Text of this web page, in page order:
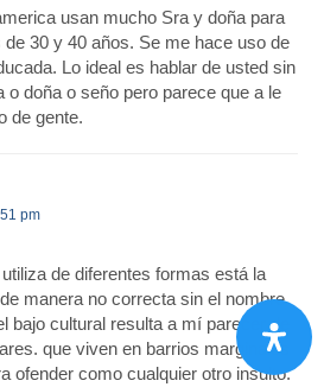
usan mucho Sra y doña para
30 y 40 años. Se me hace uso de
Lo ideal es hablar de usted sin
o doña o seño pero parece que a le
de gente.
pm
de diferentes formas está la
manera no correcta sin el nombre
bajo cultural resulta a mí parecer de
que viven en barrios marginales
ofender como cualquier otro insulto.